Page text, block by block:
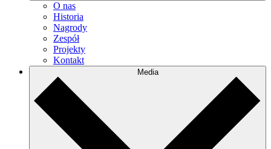
O nas
Historia
Nagrody
Zespół
Projekty
Kontakt
Media